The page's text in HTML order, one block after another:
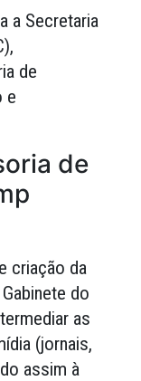
a Secretaria
de
e
de
criação da
do
as
(jornais,
assim à